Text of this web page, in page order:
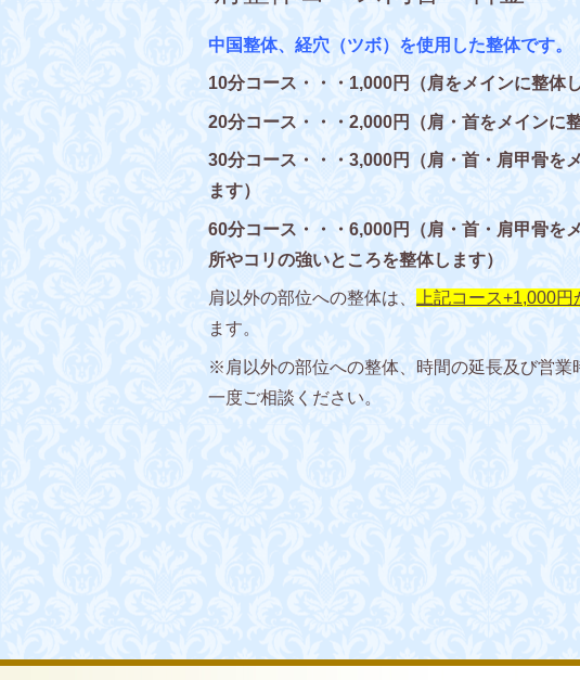
中国整体、経穴（ツボ）を使用した整体です。
10分コース・・・1,000円（肩をメインに整体し
20分コース・・・2,000円（肩・首をメインに
30分コース・・・3,000円（肩・首・肩甲骨を
ます）
60分コース・・・6,000円（肩・首・肩甲骨を
所やコリの強いところを整体します）
肩以外の部位への整体は、 上記コース+1,000円
ます。
※肩以外の部位への整体、時間の延長及び営業
一度ご相談ください。